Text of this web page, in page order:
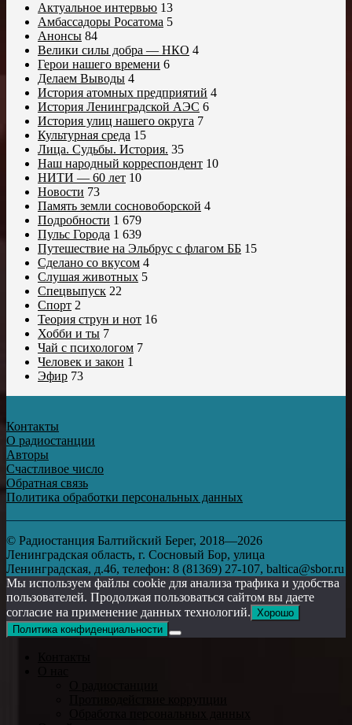
Актуальное интервью 13
Амбассадоры Росатома 5
Анонсы 84
Велики силы добра — НКО 4
Герои нашего времени 6
Делаем Выводы 4
История атомных предприятий 4
История Ленинградской АЭС 6
История улиц нашего округа 7
Культурная среда 15
Лица. Судьбы. История. 35
Наш народный корреспондент 10
НИТИ — 60 лет 10
Новости 73
Память земли сосновоборской 4
Подробности 1 679
Пульс Города 1 639
Путешествие на Эльбрус с флагом ББ 15
Сделано со вкусом 4
Слушая животных 5
Спецвыпуск 22
Спорт 2
Теория струн и нот 16
Хобби и ты 7
Чай с психологом 7
Человек и закон 1
Эфир 73
Контакты
О радиостанции
Авторы
Счастливое число
Обратная связь
Политика обработки персональных данных
© Радиостанция Балтийский Берег, 2018—2026
Ленинградская область, г. Сосновый Бор, улица
Ленинградская, д.46, телефон: 8 (81369) 27-107, baltica@sbor.ru
Мы используем файлы cookie для анализа трафика и удобства
пользователей. Продолжая пользоваться сайтом вы даете
согласие на применение данных технологий. Хорошо
Политика конфиденциальности